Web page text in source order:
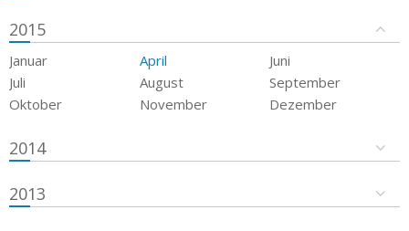
2015
Januar April
Juni
Juli
August
September
Oktober
November Dezember
2014
2013